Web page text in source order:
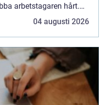
arbetstagaren hårt.
har sina anställda
04 augusti 2026